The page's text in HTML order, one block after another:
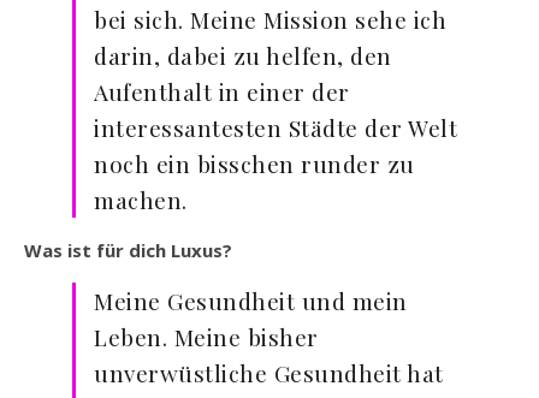
bei sich. Meine Mission sehe ich
darin, dabei zu helfen, den
Aufenthalt in einer der
interessantesten Städte der Welt
noch ein bisschen runder zu
machen.
Was ist für dich Luxus?
Meine Gesundheit und mein
Leben. Meine bisher
unverwüstliche Gesundheit hat